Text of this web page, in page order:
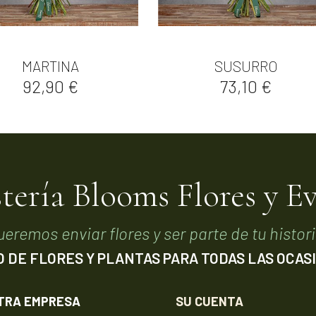
MARTINA
Precio
92,90 €
Vista rápida SUSURRO
Precio
73,10 €
 Vista rápida
Blooms Flores y
enviar flores y ser parte de tu
DE FLORES Y PLANTAS PARA TODAS LAS
EMPRESA SU CUENTA